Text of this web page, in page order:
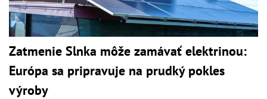
Zatmenie Slnka môže zamávať elektrinou:
Európa sa pripravuje na prudký pokles
výroby